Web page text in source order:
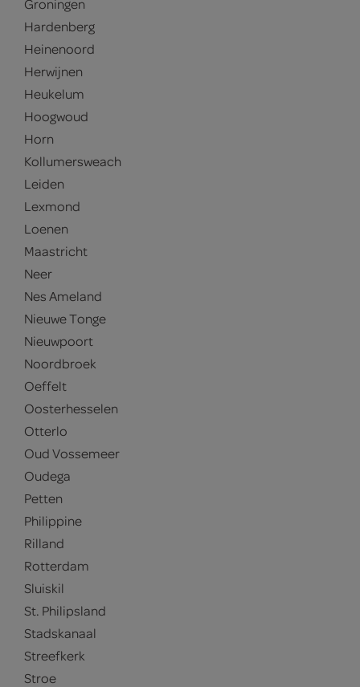
Hardenberg
Heinenoord
Herwijnen
Heukelum
Hoogwoud
Horn
Kollumersweach
Leiden
Lexmond
Loenen
Maastricht
Neer
Nes Ameland
Nieuwe Tonge
Nieuwpoort
Noordbroek
Oeffelt
Oosterhesselen
Otterlo
Oud Vossemeer
Oudega
Petten
Philippine
Rilland
Rotterdam
Sluiskil
St. Philipsland
Stadskanaal
Streefkerk
Stroe